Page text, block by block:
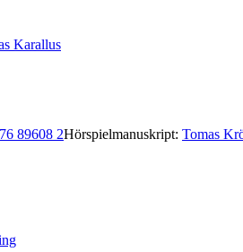
Karallus
89608 2Hörspielmanuskript: Tomas